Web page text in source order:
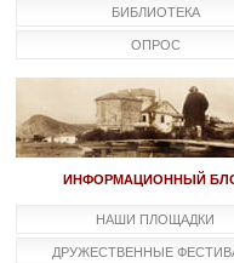
БИБЛИОТЕКА
ОПРОС
ИНФОРМАЦИОННЫЙ
НАШИ ПЛОЩАДКИ
ДРУЖЕСТВЕННЫЕ